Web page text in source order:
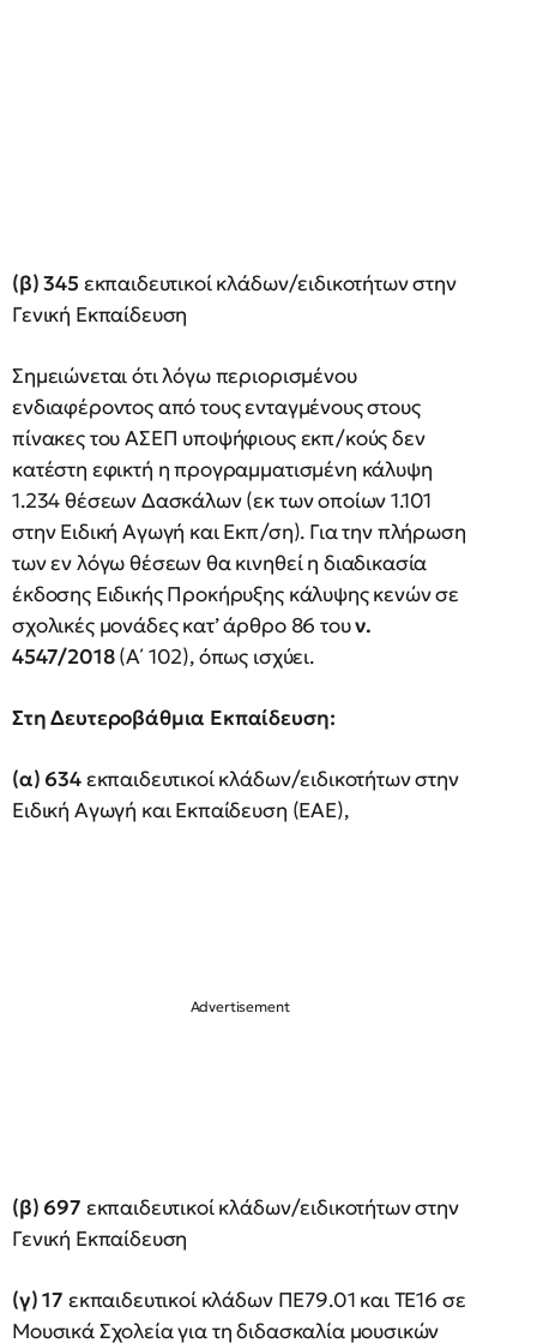
(β) 345 εκπαιδευτικοί κλάδων/ειδικοτήτων στην
Γενική Εκπαίδευση
Σημειώνεται ότι λόγω περιορισμένου
ενδιαφέροντος από τους ενταγμένους στους
πίνακες του ΑΣΕΠ υποψήφιους εκπ/κούς δεν
κατέστη εφικτή η προγραμματισμένη κάλυψη
1.234 θέσεων Δασκάλων (εκ των οποίων 1.101
στην Ειδική Αγωγή και Εκπ/ση). Για την πλήρωση
των εν λόγω θέσεων θα κινηθεί η διαδικασία
έκδοσης Ειδικής Προκήρυξης κάλυψης κενών σε
σχολικές μονάδες κατ’ άρθρο 86 τουν.
4547/2018(Α΄ 102), όπως ισχύει.
Στη Δευτεροβάθμια Εκπαίδευση:
(α) 634εκπαιδευτικοί κλάδων/ειδικοτήτων στην
Ειδική Αγωγή και Εκπαίδευση (ΕΑΕ),
(β) 697 εκπαιδευτικοί κλάδων/ειδικοτήτων στην
Γενική Εκπαίδευση
(γ) 17 εκπαιδευτικοί κλάδων ΠΕ79.01 και ΤΕ16 σε
Μουσικά Σχολεία για τη διδασκαλία μουσικών